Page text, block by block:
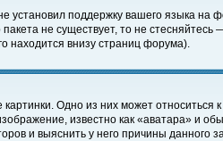
установил поддержку вашего языка
не существует, то не
находится внизу страниц форума).
Одно из них может
известно как «аватара» и
и выяснить у него причины данного